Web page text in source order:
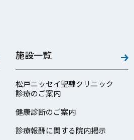
施設一覧
松戸ニッセイ聖隷クリニック
診療のご案内
健康診断のご案内
診療報酬に関する院内掲示